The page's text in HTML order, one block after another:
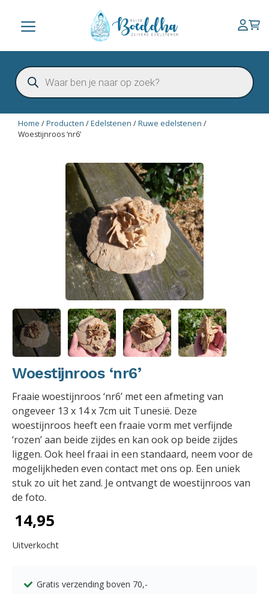
inhoud
Menu
Producten
zoeken
Home /Producten /Edelstenen /Ruwe edelstenen /
Woestijnroos ‘nr6’
Woestijnroos ‘nr6’
Fraaie woestijnroos ‘nr6’ met een afmeting van
ongeveer 13 x 14 x 7cm uit Tunesië. Deze
woestijnroos heeft een fraaie vorm met verfijnde
‘rozen’ aan beide zijdes en kan ook op beide zijdes
liggen. Ook heel fraai in een standaard, neem voor de
mogelijkheden even contact met ons op. Een uniek
stuk zo uit het zand. Je ontvangt de woestijnroos van
de foto.
14,95
Uitverkocht
Gratis verzending boven 70,-